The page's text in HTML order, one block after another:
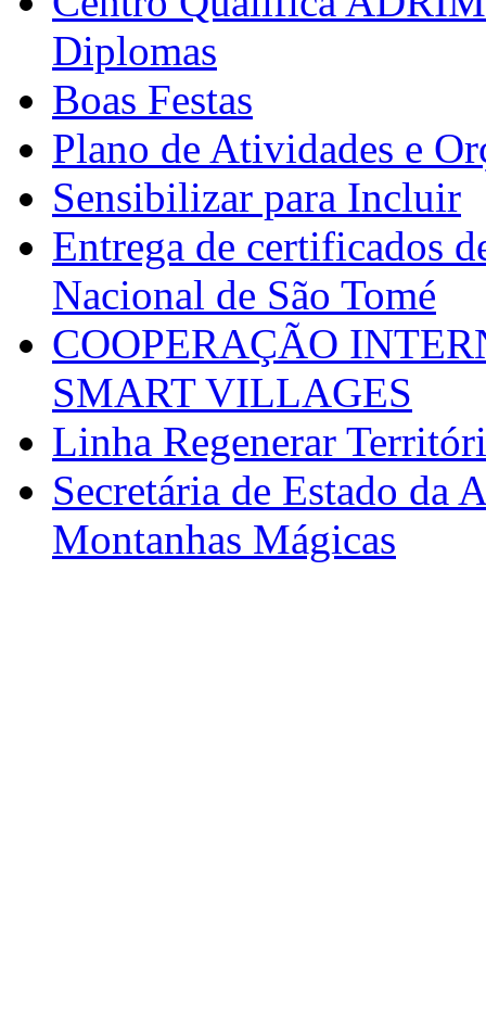
Diplomas
Boas Festas
Plano de Atividades e
Sensibilizar para Incluir
Entrega de certificados
Nacional de São Tomé
COOPERAÇÃO
SMART VILLAGES
Linha Regenerar
Secretária de Estado da
Montanhas Mágicas